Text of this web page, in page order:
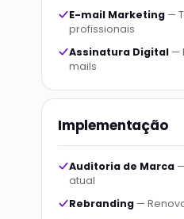
E-mail Marketing —
profissionais
Assinatura Digital —
mails
Implementação
Auditoria de Marca
atual
Rebranding —